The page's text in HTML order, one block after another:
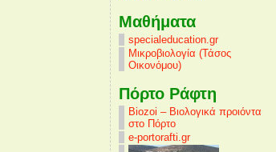
Mαθήματα
specialeducation.gr
Μικροβιολογία (Τάσος
Οικονόμου)
Πόρτο Ράφτη
Biozoi – Βιολογικά προιόντα
στο Πόρτο
e-portorafti.gr